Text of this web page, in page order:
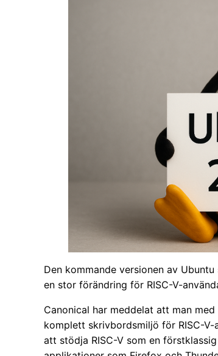
Den kommande versionen av
en stor förändring för RISC-V-
Canonical har meddelat att man
komplett skrivbordsmiljö för RISC-
att stödja RISC-V som en